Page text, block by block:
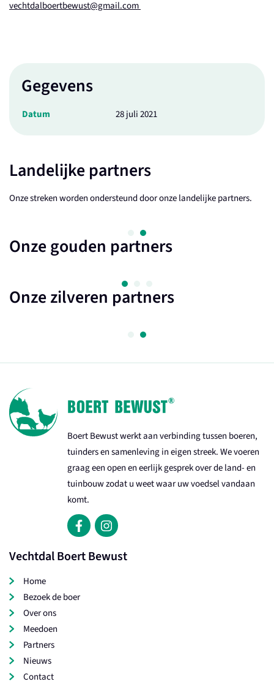
vechtdalboertbewust@gmail.com
Gegevens
Datum 28 juli 2021
Landelijke partners
Onze streken worden ondersteund door onze landelijke partners.
Onze gouden partners
Onze zilveren partners
Boert Bewust werkt aan verbinding tussen boeren,
tuinders en samenleving in eigen streek. We voeren
graag een open en eerlijk gesprek over de land- en
tuinbouw zodat u weet waar uw voedsel vandaan
komt.
Vechtdal Boert Bewust
Home
Bezoek de boer
Over ons
Meedoen
Partners
Nieuws
Contact